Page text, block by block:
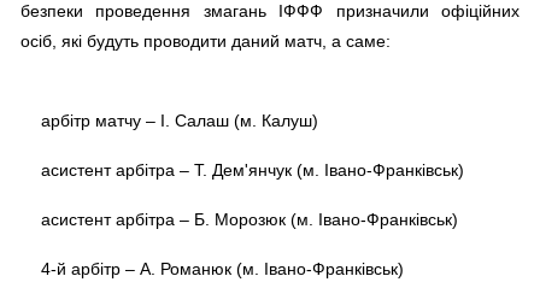
безпеки проведення змагань ІФФФ призначили офіційних
осіб, які будуть проводити даний матч, а саме:
арбітр матчу – І. Салаш (м. Калуш)
асистент арбітра – Т. Дем'янчук (м. Івано-Франківськ)
асистент арбітра – Б. Морозюк (м. Івано-Франківськ)
4-й арбітр – А. Романюк (м. Івано-Франківськ)